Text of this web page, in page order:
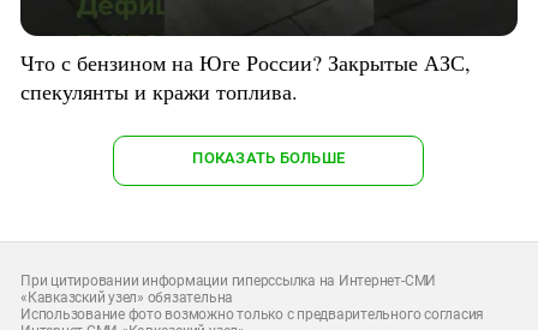
Что с бензином на Юге России? Закрытые АЗС,
спекулянты и кражи топлива.
ПОКАЗАТЬ БОЛЬШЕ
При цитировании информации гиперссылка на Интернет-СМИ
«Кавказский узел» обязательна
Использование фото возможно только с предварительного согласия